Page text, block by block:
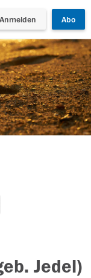
Anmelden Abo
Jedel)